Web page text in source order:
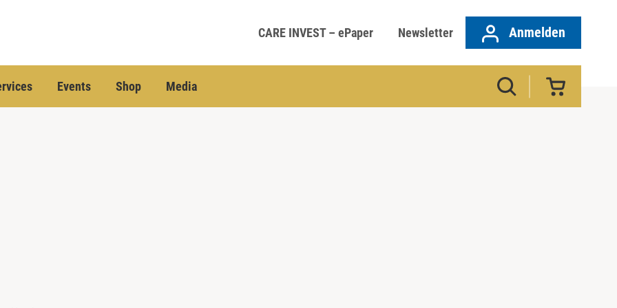
CARE INVEST – ePaper Newsletter Anmelden
Events Shop Media